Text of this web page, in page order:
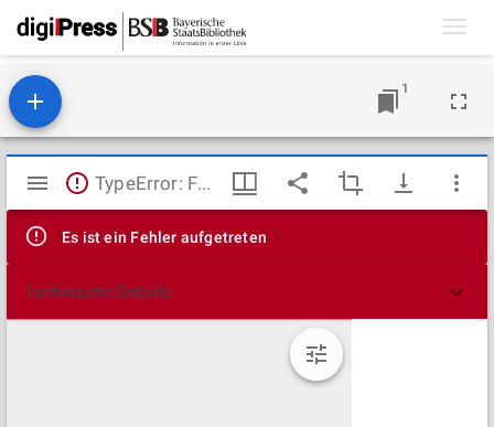
1
Mirador
Viewer
TypeError: Failed to fetch
Es ist ein Fehler aufgetreten
Technische Details